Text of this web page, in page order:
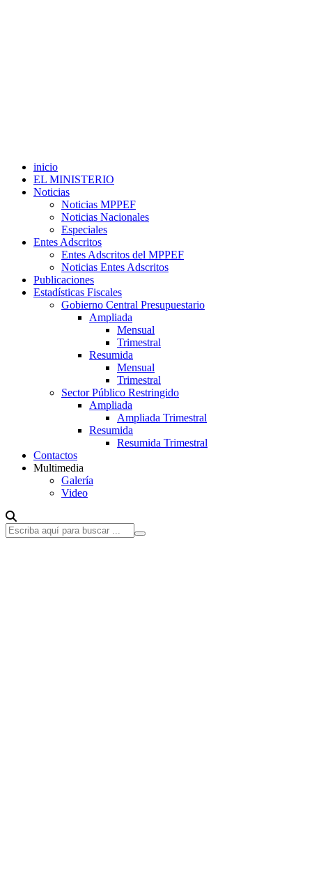
inicio
EL MINISTERIO
Noticias
Noticias MPPEF
Noticias Nacionales
Especiales
Entes Adscritos
Entes Adscritos del MPPEF
Noticias Entes Adscritos
Publicaciones
Estadísticas Fiscales
Gobierno Central Presupuestario
Ampliada
Mensual
Trimestral
Resumida
Mensual
Trimestral
Sector Público Restringido
Ampliada
Ampliada Trimestral
Resumida
Resumida Trimestral
Contactos
Multimedia
Galería
Video